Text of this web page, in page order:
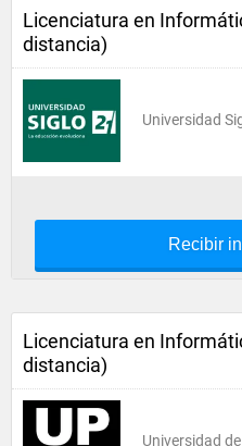
Licenciatura en
distancia)
Universidad
Recibir
Licenciatura en
distancia)
Universidad